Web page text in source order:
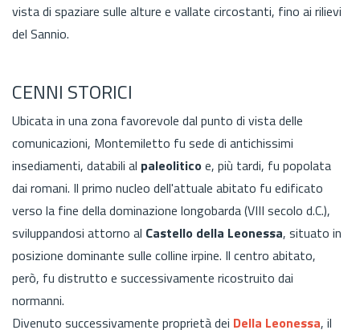
vista di spaziare sulle alture e vallate circostanti, fino ai rilievi
del Sannio.
CENNI STORICI
Ubicata in una zona favorevole dal punto di vista delle
comunicazioni, Montemiletto fu sede di antichissimi
insediamenti, databili al paleoliticoe, più tardi, fu popolata
dai romani. Il primo nucleo dell'attuale abitato fu edificato
verso la fine della dominazione longobarda (VIII secolo d.C.),
sviluppandosi attorno al Castello della Leonessa, situato in
posizione dominante sulle colline irpine. Il centro abitato,
però, fu distrutto e successivamente ricostruito dai
normanni.
Divenuto successivamente proprietà dei Della Leonessa, il